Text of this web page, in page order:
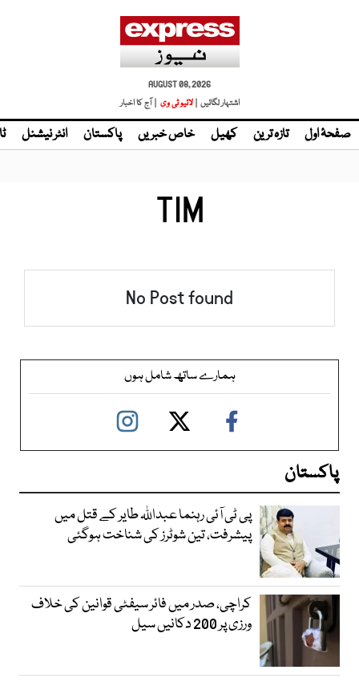
AUGUST 08, 2026
اشتہار لگائیں | لائیو ٹی وی | آج کا اخبار
صفحۂ اول تازہ ترین کھیل خاص خبریں پاکستان انٹر نیشنل
TIM
No Post found
ہمارے ساتھ شامل ہوں
پاکستان
پی ٹی آئی رہنما عبداللہ طایر کے قتل میں
پیشرفت، تین شوٹرز کی شناخت ہوگئی
کراچی، صدر میں فائر سیفٹی قوانین کی خلاف
ورزی پر 200 دکانیں سیل